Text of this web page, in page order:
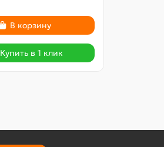
В корзину
Купить в 1 клик